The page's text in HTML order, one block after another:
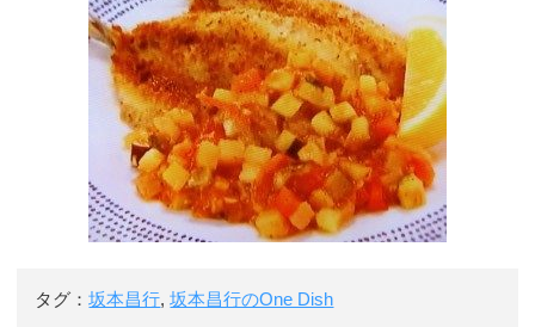
タグ：坂本昌行,坂本昌行のOne Dish